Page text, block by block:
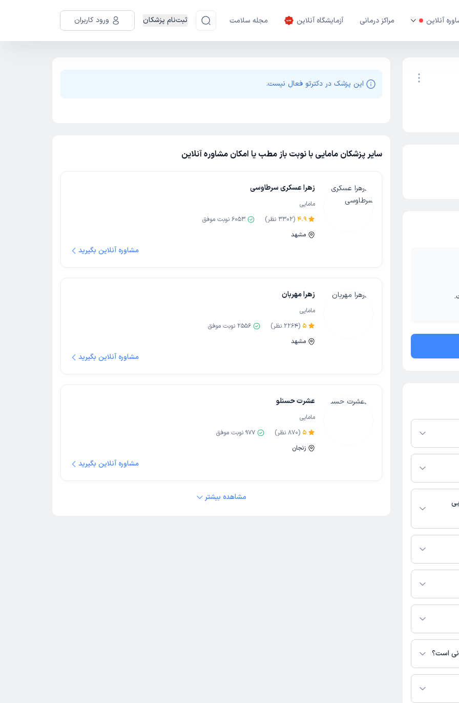
آنلاین مراکز درمانی آزمایشگاه آنلاین مجله سلامت ثبت‌نام پزشکان ورود کاربران
این پزشک در دکترتو فعال نیست.
سایر پزشکان مامایی با نوبت باز مطب یا امکان مشاوره آنلاین
زهرا عسکری سرطاوسی
مامایی
4.9
(
3302 نظر) 6053 نوبت موفق
مشهد
مشاوره آنلاین بگیرید
زهرا مهربان
مامایی
5
(
2264 نظر) 2556 نوبت موفق
مشهد
مشاوره آنلاین بگیرید
عشرت حسنلو
مامایی
5
(
870 نظر) 977 نوبت موفق
زنجان
مشاوره آنلاین بگیرید
مشاهده بیشتر
دکترتو باشند،
بودن پروفایل
پزشکی و
فعالیت می‌کنند.
نیست. برای
نشده است.
است؟
نیست.